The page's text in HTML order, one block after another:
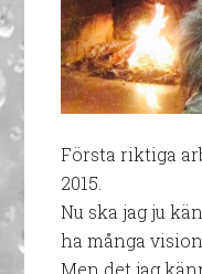
Första riktiga
2015.
Nu ska jag ju
ha många
Men det jag